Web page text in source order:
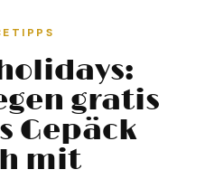
gratis
Gepäck
mit